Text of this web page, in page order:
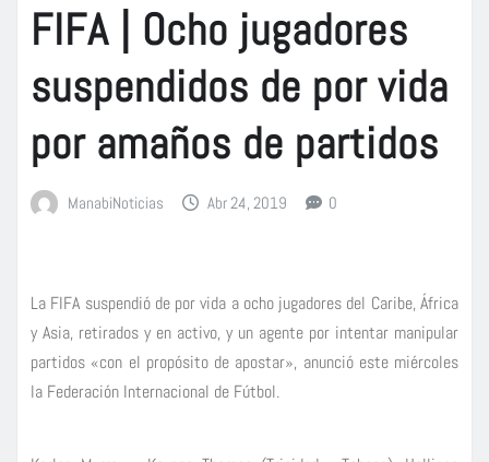
FIFA | Ocho jugadores
suspendidos de por vida
por amaños de partidos
ManabiNoticias Abr 24, 2019 0
La FIFA suspendió de por vida a ocho jugadores del Caribe, África
y Asia, retirados y en activo, y un agente por intentar manipular
partidos «con el propósito de apostar», anunció este miércoles
la Federación Internacional de Fútbol.